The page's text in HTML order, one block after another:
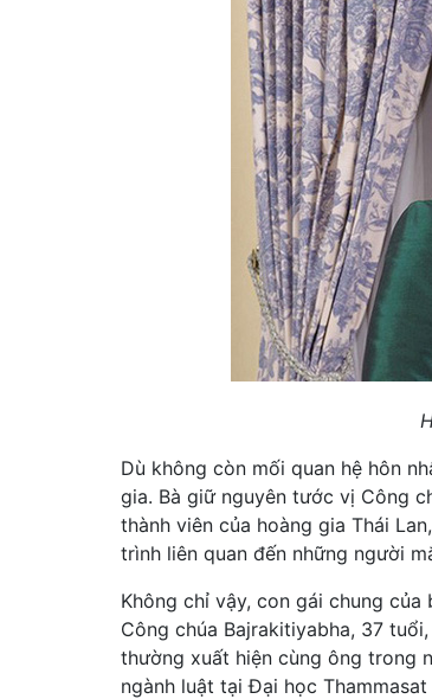
Dù không còn mối quan hệ hôn
gia. Bà giữ nguyên tước vị Công
thành viên của hoàng gia Thái
trình liên quan đến những người
Không chỉ vậy, con gái chung
Công chúa Bajrakitiyabha, 37
thường xuất hiện cùng ông trong
ngành luật tại Đại học